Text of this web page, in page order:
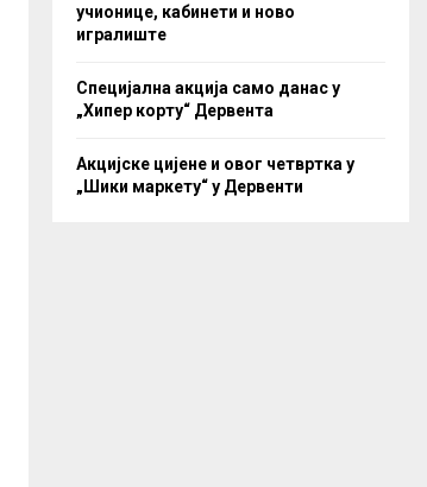
учионице, кабинети и ново
игралиште
Специјална акција само данас у
„Хипер корту“ Дервента
Акцијске цијене и овог четвртка у
„Шики маркету“ у Дервенти